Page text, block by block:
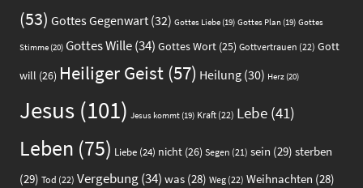
(53) Gottes Gegenwart (32) Gottes Liebe (19) Gottes Plan (19) Gottes
Stimme (20) Gottes Wille(34) Gottes Wort (25) Gottvertrauen (22) Gott
will (26) Heiliger Geist (57) Heilung (30) Herz (20)
Jesus (101) Jesus kommt (19) Kraft (22) Lebe (41)
Leben (75) Liebe (24) nicht (26) Segen (21) sein (29) sterben
(29) Tod (22) Vergebung(34) was (28) Weg (22) Weihnachten (28)